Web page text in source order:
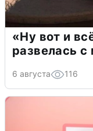
«Ну вот и
развелась
6 августа 116